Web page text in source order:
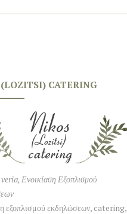
CATERING
Ενοικίαση Εξοπλισμού
εξοπλισμού εκδηλώσεων, catering,